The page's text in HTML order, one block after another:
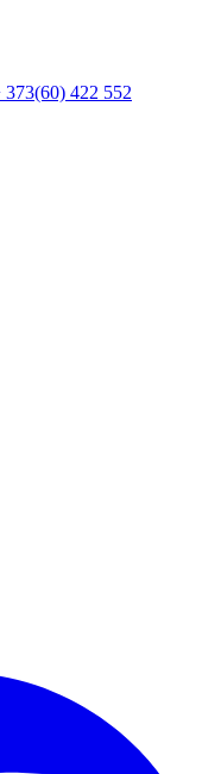
373(60) 422 552